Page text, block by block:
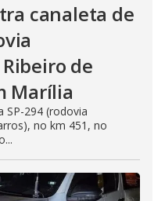
canaleta de
de
Marília
SP-294 (rodovia
no km 451, no